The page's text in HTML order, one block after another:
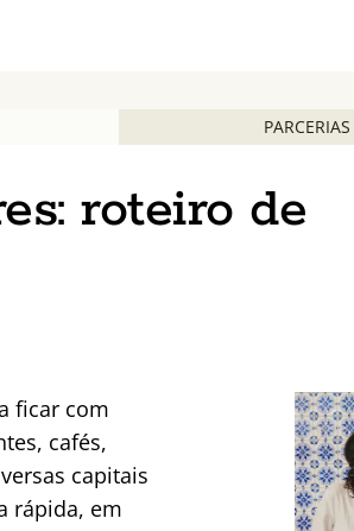
roteiro de
ficar com
cafés,
capitais
rápida, em